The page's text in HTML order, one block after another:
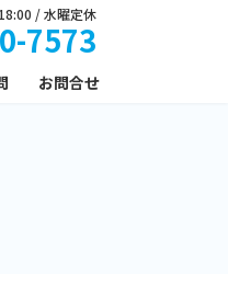
/ 水曜定休
7573
お問合せ